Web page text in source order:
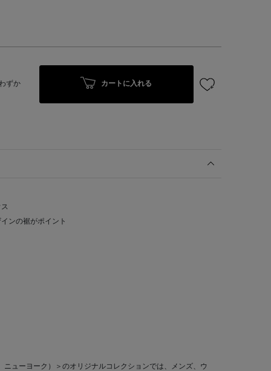
ずか カートに入れる
ンの裾がポイント
ニューヨーク）＞のオリジナルコレクションでは、メンズ、ウ